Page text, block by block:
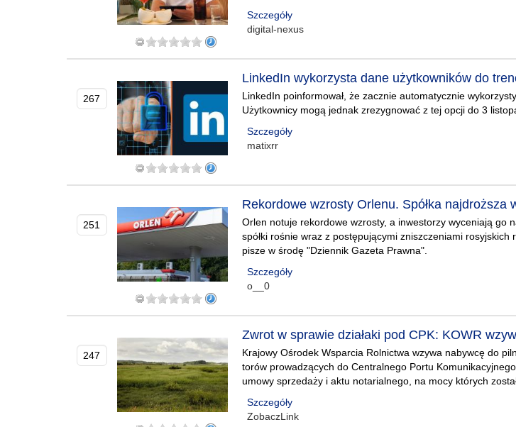
Szczegóły
digital-nexus
267
LinkedIn wykorzysta dane użytkowników do
LinkedIn poinformował, że zacznie automatycznie
Użytkownicy mogą jednak zrezygnować z tej opcji do 3
Szczegóły
matixrr
251
Rekordowe wzrosty Orlenu. Spółka najdroższa
Orlen notuje rekordowe wzrosty, a inwestorzy wyceniają go
spółki rośnie wraz z postępującymi zniszczeniami
pisze w środę "Dziennik Gazeta Prawna".
Szczegóły
o__0
247
Zwrot w sprawie działaki pod CPK: KOWR
Krajowy Ośrodek Wsparcia Rolnictwa wzywa nabywcę do
torów prowadzących do Centralnego Portu
umowy sprzedaży i aktu notarialnego, na mocy których
Szczegóły
ZobaczLink